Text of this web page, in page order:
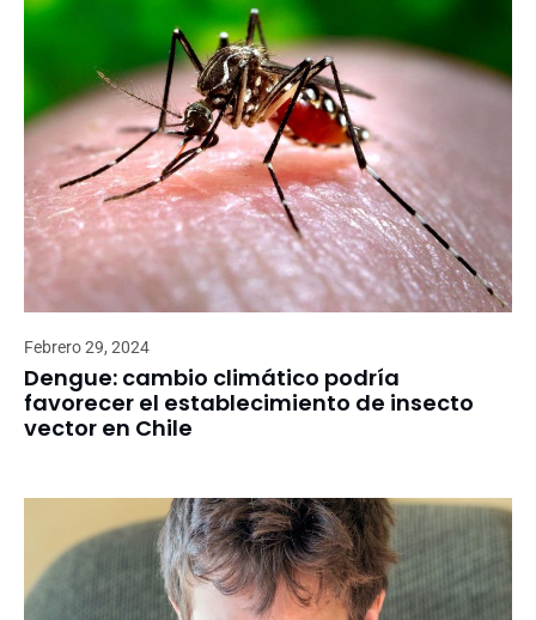
Febrero 29, 2024
Dengue: cambio climático podría
favorecer el establecimiento de insecto
vector en Chile